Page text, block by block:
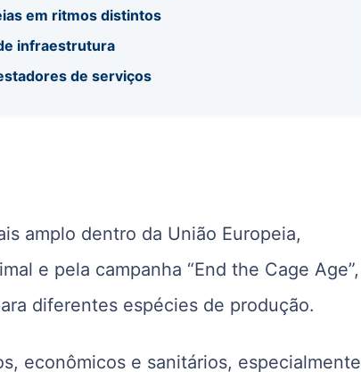
em ritmos distintos
infraestrutura
de serviços
amplo dentro da União Europeia,
e pela campanha “End the Cage Age”,
diferentes espécies de produção.
econômicos e sanitários, especialmente